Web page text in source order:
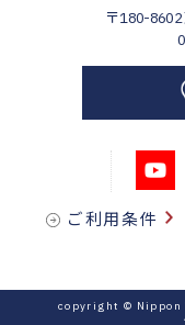
〒180-8602
ご利用条件
copyright © Nippon